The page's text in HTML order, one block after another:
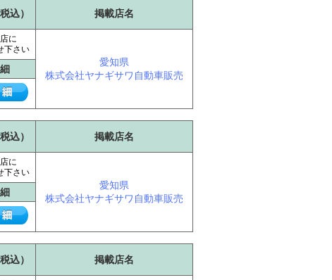
込） 掲載店名
に
下さい
愛知県
株式会社ヤナギサワ自動車販売
込） 掲載店名
に
下さい
愛知県
株式会社ヤナギサワ自動車販売
込） 掲載店名